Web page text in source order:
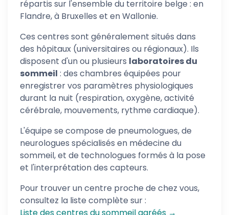
répartis sur l'ensemble du territoire belge : en
Flandre, à Bruxelles et en Wallonie.
Ces centres sont généralement situés dans
des hôpitaux (universitaires ou régionaux). Ils
disposent d'un ou plusieurs laboratoires du
sommeil : des chambres équipées pour
enregistrer vos paramètres physiologiques
durant la nuit (respiration, oxygène, activité
cérébrale, mouvements, rythme cardiaque).
L'équipe se compose de pneumologues, de
neurologues spécialisés en médecine du
sommeil, et de technologues formés à la pose
et l'interprétation des capteurs.
Pour trouver un centre proche de chez vous,
consultez la liste complète sur :